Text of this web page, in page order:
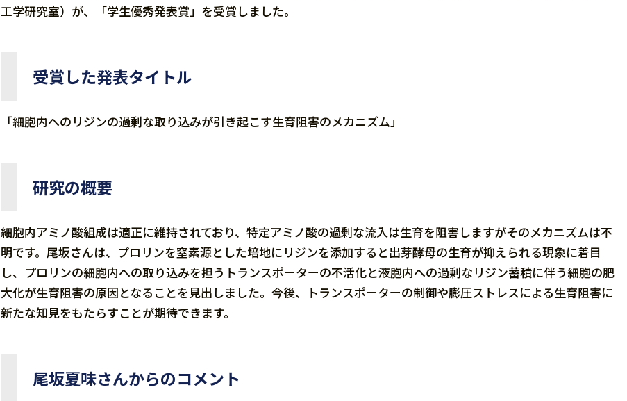
工学研究室）が、「学生優秀発表賞」を受賞しました。
受賞した発表タイトル
「細胞内へのリジンの過剰な取り込みが引き起こす生育阻害のメカニズム」
研究の概要
細胞内アミノ酸組成は適正に維持されており、特定アミノ酸の過剰な流入は生育を阻害しますがそのメカニズムは不
明です。尾坂さんは、プロリンを窒素源とした培地にリジンを添加すると出芽酵母の生育が抑えられる現象に着目
し、プロリンの細胞内への取り込みを担うトランスポーターの不活化と液胞内への過剰なリジン蓄積に伴う細胞の肥
大化が生育阻害の原因となることを見出しました。今後、トランスポーターの制御や膨圧ストレスによる生育阻害に
新たな知見をもたらすことが期待できます。
尾坂夏味さんからのコメント